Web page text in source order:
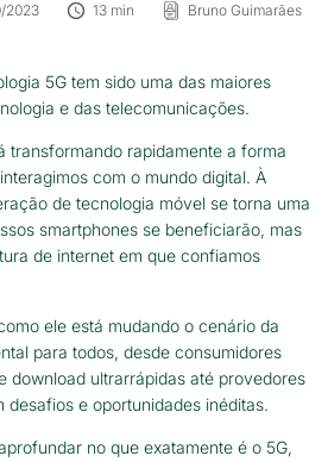
2023 13 min Bruno Guimarães
5G tem sido uma das maiores
e das telecomunicações.
transformando rapidamente a forma
com o mundo digital. À
de tecnologia móvel se torna uma
smartphones se beneficiarão, mas
de internet em que confiamos
ele está mudando o cenário da
para todos, desde consumidores
download ultrarrápidas até provedores
desafios e oportunidades inéditas.
no que exatamente é o 5G,